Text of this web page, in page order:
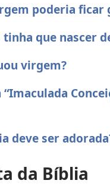
poderia ficar
tinha que nascer
virgem?
deve ser
da Bíblia